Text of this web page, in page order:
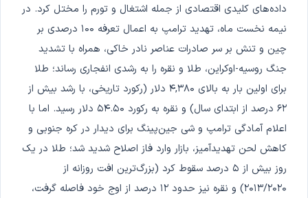
داده‌های کلیدی اقتصادی از جمله اشتغال و تورم را مختل کرد. در
نیمه نخست ماه، تهدید ترامپ به اعمال تعرفه ۱۰۰ درصدی بر
چین و تنش بر سر صادرات عناصر نادر خاکی، همراه با تشدید
جنگ روسیه-اوکراین، طلا و نقره را به رشدی انفجاری رساند؛ طلا
برای اولین بار به بالای ۴,۳۸۰ دلار (رکورد تاریخی، با رشد بیش از
۶۲ درصد از ابتدای سال) و نقره به رکورد ۵۴.۵۰ دلار رسید. اما با
اعلام آمادگی ترامپ و شی جین‌پینگ برای دیدار در کره جنوبی و
کاهش لحن تهدیدآمیز، بازار وارد فاز اصلاح شدید شد؛ طلا در یک
روز بیش از ۵ درصد سقوط کرد (بزرگ‌ترین افت روزانه از
۲۰۱۳/۲۰۲۰) و نقره نیز حدود ۱۲ درصد از اوج خود فاصله گرفت،